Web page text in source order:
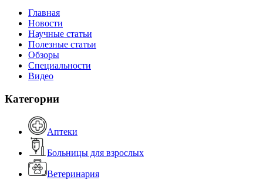
Главная
Новости
Научные статьи
Полезные статьи
Обзоры
Специальности
Видео
Категории
Аптеки
Больницы для взрослых
Ветеринария